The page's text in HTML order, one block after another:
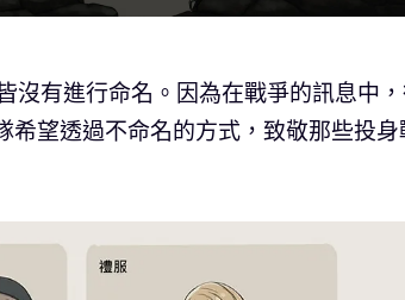
沒有進行命名。因為在戰爭的訊息中
希望透過不命名的方式，致敬那些投身